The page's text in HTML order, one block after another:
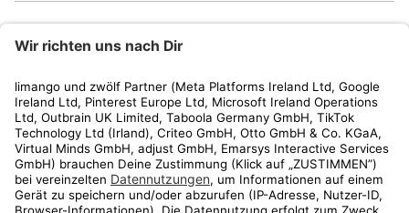
Kundenservice
Shop
Aktionen